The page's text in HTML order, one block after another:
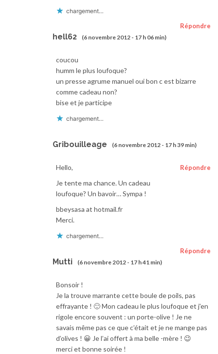
chargement…
hell62 (6 novembre 2012 - 17 h 06 min)
Répondre
coucou
humm le plus loufoque?
un presse agrume manuel oui bon c est bizarre
comme cadeau non?
bise et je participe
chargement…
Gribouilleage (6 novembre 2012 - 17 h 39 min)
Répondre
Hello,
Je tente ma chance. Un cadeau
loufoque? Un bavoir… Sympa !
bbeysasa at hotmail.fr
Merci.
chargement…
Mutti (6 novembre 2012 - 17 h 41 min)
Répondre
Bonsoir !
Je la trouve marrante cette boule de poils, pas
effrayante ! 🙂 Mon cadeau le plus loufoque et j’en
rigole encore souvent : un porte-olive ! Je ne
savais même pas ce que c’était et je ne mange pas
d’olives ! 😀 Je l’ai offert à ma belle -mère ! 😉
merci et bonne soirée !